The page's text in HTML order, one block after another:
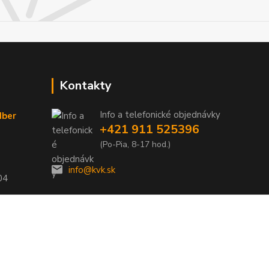
Kontakty
Info a telefonické objednávky
+421 911 525396
(Po-Pia, 8-17 hod.)
info@kvk.sk